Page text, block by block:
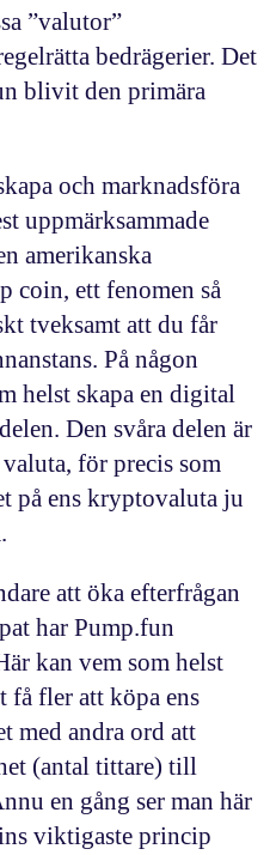
”valutor”
bedrägerier. Det
blivit den primära
och marknadsföra
uppmärksammade
amerikanska
coin, ett fenomen så
tveksamt att du får
På någon
helst skapa en digital
Den svåra delen är
för precis som
på ens kryptovaluta ju
att öka efterfrågan
har Pump.fun
kan vem som helst
få fler att köpa ens
med andra ord att
(antal tittare) till
en gång ser man här
viktigaste princip